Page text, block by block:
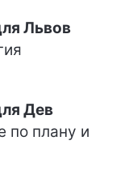
Львов
Дев
по плану и